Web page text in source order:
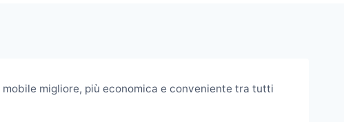
migliore, più economica e conveniente tra tutti